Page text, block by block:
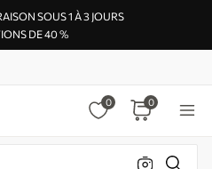
SOUS 1 À 3 JOURS
DE 40 %
0 0